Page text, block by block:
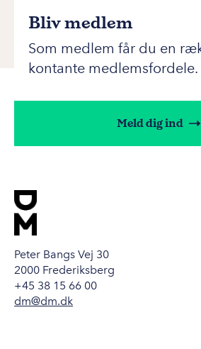
Bliv medlem
Som medlem får du en
kontante medlemsfordele.
Meld dig ind
Peter Bangs Vej 30
2000 Frederiksberg
+45 38 15 66 00
dm@dm.dk